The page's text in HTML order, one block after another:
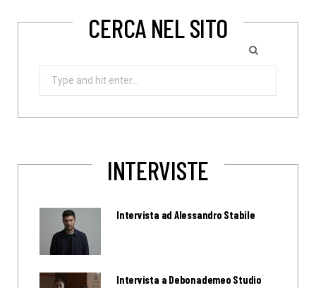
CERCA NEL SITO
Search
INTERVISTE
Intervista ad Alessandro Stabile
Intervista a Debonademeo Studio